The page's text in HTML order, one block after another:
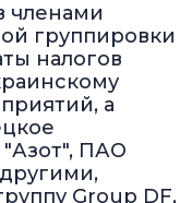
членами
группировки
налогов
а
ПАО
Group DF,